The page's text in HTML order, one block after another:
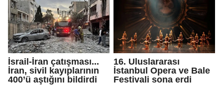
İsrail-İran çatışması...
İran, sivil kayıplarının
400’ü aştığını bildirdi
16. Uluslararası
İstanbul Opera ve Bale
Festivali sona erdi